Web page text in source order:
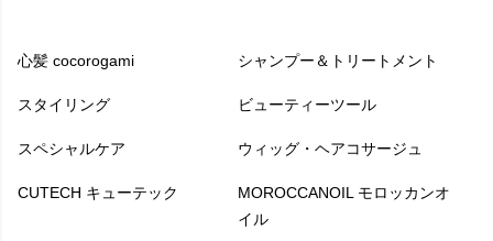
心髪 cocorogami シャンプー＆トリートメント
スタイリング ビューティーツール
スペシャルケア ウィッグ・ヘアコサージュ
CUTECH キューテック
MOROCCANOIL モロッカンオ
イル